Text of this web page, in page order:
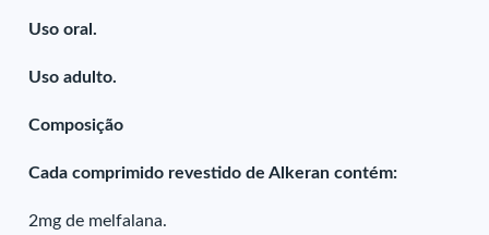
Uso oral.
Uso adulto.
Composição
Cada comprimido revestido de Alkeran contém:
2mg de melfalana.